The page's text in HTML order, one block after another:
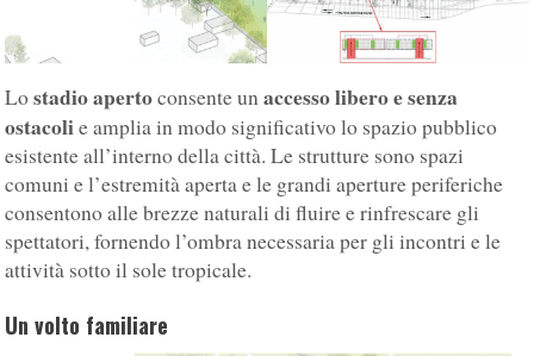
Lostadio apertoconsente unaccesso libero e senza
ostacolie amplia in modo significativo lo spazio pubblico
esistente all’interno della città. Le strutture sono spazi
comuni e l’estremità aperta e le grandi aperture periferiche
consentono alle brezze naturali di fluire e rinfrescare gli
spettatori, fornendo l’ombra necessaria per gli incontri e le
attività sotto il sole tropicale.
Un volto familiare